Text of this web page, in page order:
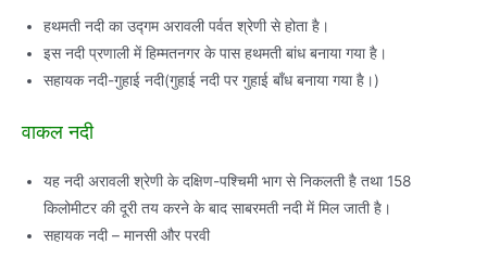
हथमती नदी का उद्गम अरावली पर्वत श्रेणी से होता है।
इस नदी प्रणाली में हिम्मतनगर के पास हथमती बांध बनाया गया है।
सहायक नदी-गुहाई नदी(गुहाई नदी पर गुहाई बाँध बनाया गया है।)
वाकल नदी
यह नदी अरावली श्रेणी के दक्षिण-पश्चिमी भाग से निकलती है तथा 158
किलोमीटर की दूरी तय करने के बाद साबरमती नदी में मिल जाती है।
सहायक नदी – मानसी और परवी